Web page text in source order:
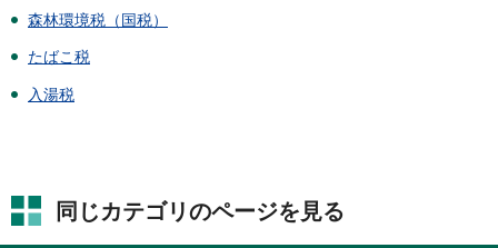
森林環境税（国税）
たばこ税
入湯税
同じカテゴリのページを見る